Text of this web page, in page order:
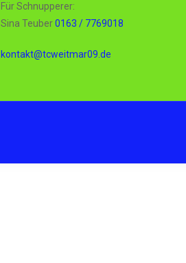
Für Schnupperer:
Sina Teuber0163 / 7769018
kontakt@tcweitmar09.de